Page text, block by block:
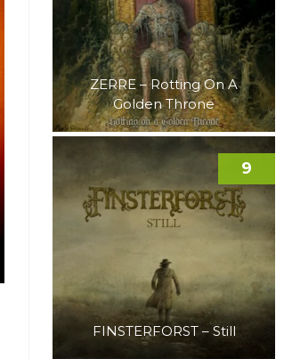
ZERRE – Rotting On A
Golden Throne
FINSTERFORST – Still
9